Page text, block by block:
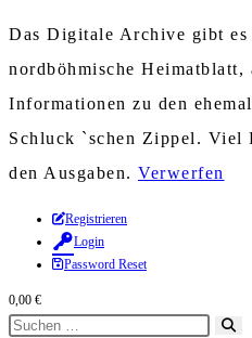
Das Digitale Archive gibt
nordböhmische
Informationen zu den
Schluck `schen Zippel. Viel
den Ausgaben. Verwerfen
Zum
Inhalt
springen
Registrieren
Login
Password Reset
0,00 €
Diese